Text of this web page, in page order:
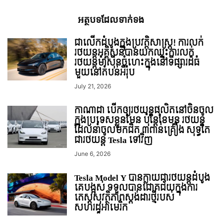
អត្ថបទ​ដែល​ទាក់ទង
ជាលើកដំបូងក្នុងប្រវត្តិសាស្ត្រ! ការលក់
រថយន្តអគ្គិសនីបានយកឈ្នះការលក់
រថយន្តម៉ាសុីនចំហេះក្នុងនៅទីផ្សារដ៏ធំ
មួយនៅតំបន់អឺរ៉ុប
July 21, 2026
កាណាដា បើកឲ្យរថយន្តផលិតនៅចិនចូល
ក្នុងប្រទេសខ្លួនមែន ប៉ុន្តែខែមុន រថយន្ត
ដែលនាំចូលមកជិត ៣ពាន់គ្រឿង សុទ្ធតែ
ជារថយន្ត Tesla ទៅវិញ
June 6, 2026
Tesla Model Y បានក្លាយជារថយន្តដំបូង
គេបង្អស់ ទទួលបានជោគជ័យក្នុងការ
តេស្តសុវត្ថិភាពស្តង់ដារថ្មីរបស់
សហរដ្ឋអាមេរិក